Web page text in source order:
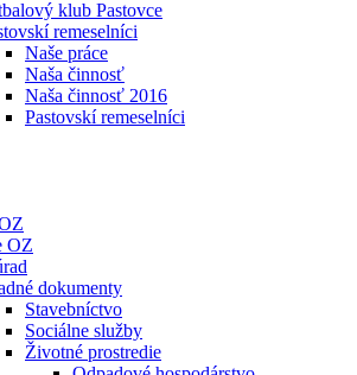
klub Pastovce
remeselníci
Naše práce
Naša činnosť
Naša činnosť 2016
Pastovskí remeselníci
OZ
dokumenty
Stavebníctvo
Sociálne služby
Životné prostredie